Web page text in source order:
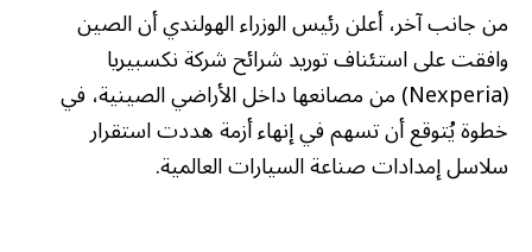
من جانب آخر، أعلن رئيس الوزراء الهولندي أن الصين
وافقت على استئناف توريد شرائح شركة نكسبيريا
(Nexperia) من مصانعها داخل الأراضي الصينية، في
خطوة يُتوقع أن تسهم في إنهاء أزمة هددت استقرار
سلاسل إمدادات صناعة السيارات العالمية.